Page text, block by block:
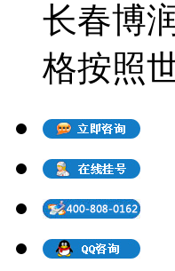
长春博
格按照